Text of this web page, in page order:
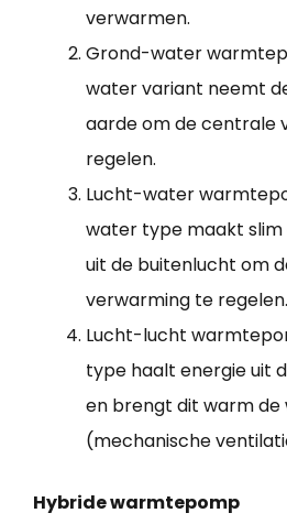
verwarmen.
Grond-water
water variant neemt
aarde om de centrale
regelen.
Lucht-water
water type maakt slim
uit de buitenlucht om
verwarming te regelen.
Lucht-lucht
type haalt energie uit
en brengt dit warm de
(mechanische
Hybride warmtepomp